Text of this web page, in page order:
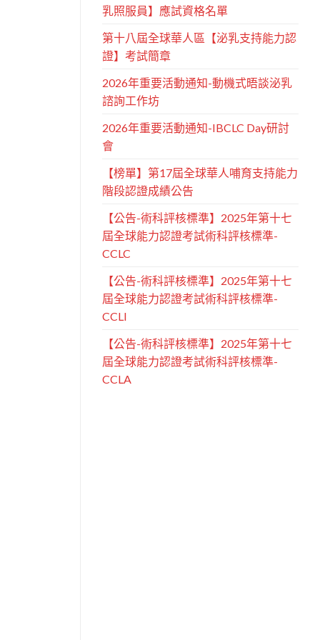
乳照服員】應試資格名單
第十八屆全球華人區【泌乳支持能力認
證】考試簡章
2026年重要活動通知-動機式晤談泌乳
諮詢工作坊
2026年重要活動通知-IBCLC Day研討
會
【榜單】第17屆全球華人哺育支持能力
階段認證成績公告
【公告-術科評核標準】2025年第十七
屆全球能力認證考試術科評核標準-
CCLC
【公告-術科評核標準】2025年第十七
屆全球能力認證考試術科評核標準-
CCLI
【公告-術科評核標準】2025年第十七
屆全球能力認證考試術科評核標準-
CCLA